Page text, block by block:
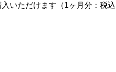
いただけます（1ヶ月分：税込